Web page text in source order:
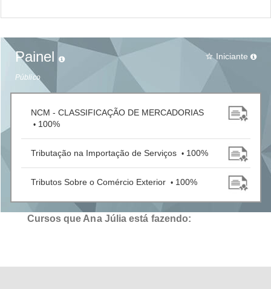
Painel
Público
star_border Iniciante
NCM - CLASSIFICAÇÃO DE MERCADORIAS
• 100%
Tributação na Importação de Serviços • 100%
Tributos Sobre o Comércio Exterior • 100%
Cursos que Ana Júlia está fazendo: